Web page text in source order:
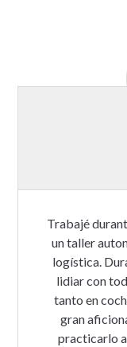
Trabajé
un taller
logística.
lidiar con
tanto en
gran
practicarlo